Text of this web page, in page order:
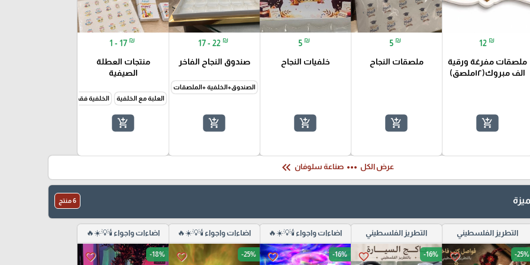
12 ₪
ملصقات مفرغة ورقية
الف مبروك(١٢ملصق)
add_shopping_cart
5 ₪
ملصقات النجاح
add_shopping_cart
5 ₪
خلفيات النجاح
add_shopping_cart
17 - 22 ₪
صندوق النجاح الفاخر
الصندوق+الخلفية +الملصقات
add_shopping_cart
1 - 17 ₪
منتجات العطلة
الصيفية
العلبة مع الخلفية الخلفية فقط
add_shopping_cart
عرض الكل more_horiz صناعة سلوفان keyboard_double_arrow_left
6 منتج
التطريز الفلسطيني
favorite_border -25%
التطريز الفلسطيني
favorite_border -16%
اضاءات واجواء 🕯️💡☀️🔥
favorite_border -16%
اضاءات واجواء 🕯️💡☀️🔥
favorite_border -25%
اضاءات واجواء 🕯️💡☀️🔥
favorite_border -18%